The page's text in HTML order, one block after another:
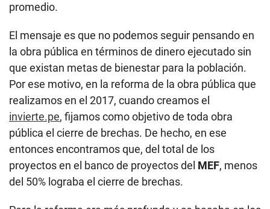
promedio.
El mensaje es que no podemos seguir pensando en
la obra pública en términos de dinero ejecutado sin
que existan metas de bienestar para la población.
Por ese motivo, en la reforma de la obra pública que
realizamos en el 2017, cuando creamos el
invierte.pe, fijamos como objetivo de toda obra
pública el cierre de brechas. De hecho, en ese
entonces encontramos que, del total de los
proyectos en el banco de proyectos del MEF, menos
del 50% lograba el cierre de brechas.